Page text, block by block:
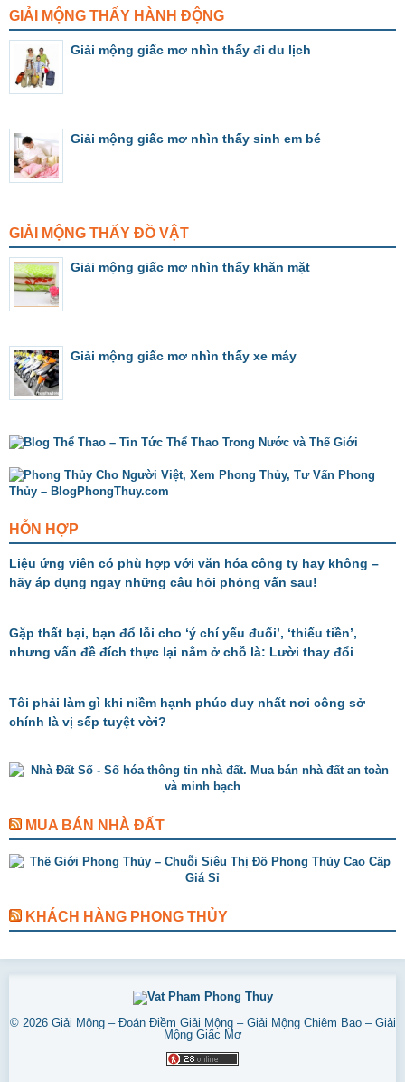
GIẢI MỘNG THẤY HÀNH ĐỘNG
Giải mộng giấc mơ nhìn thấy đi du lịch
Giải mộng giấc mơ nhìn thấy sinh em bé
GIẢI MỘNG THẤY ĐỒ VẬT
Giải mộng giấc mơ nhìn thấy khăn mặt
Giải mộng giấc mơ nhìn thấy xe máy
HỖN HỢP
Liệu ứng viên có phù hợp với văn hóa công ty hay không –
hãy áp dụng ngay những câu hỏi phỏng vấn sau!
Gặp thất bại, bạn đổ lỗi cho ‘ý chí yếu đuối’, ‘thiếu tiền’,
nhưng vấn đề đích thực lại nằm ở chỗ là: Lười thay đổi
Tôi phải làm gì khi niềm hạnh phúc duy nhất nơi công sở
chính là vị sếp tuyệt vời?
MUA BÁN NHÀ ĐẤT
KHÁCH HÀNG PHONG THỦY
© 2026 Giải Mộng – Đoán Điềm Giải Mộng – Giải Mộng Chiêm Bao – Giải
Mộng Giấc Mơ